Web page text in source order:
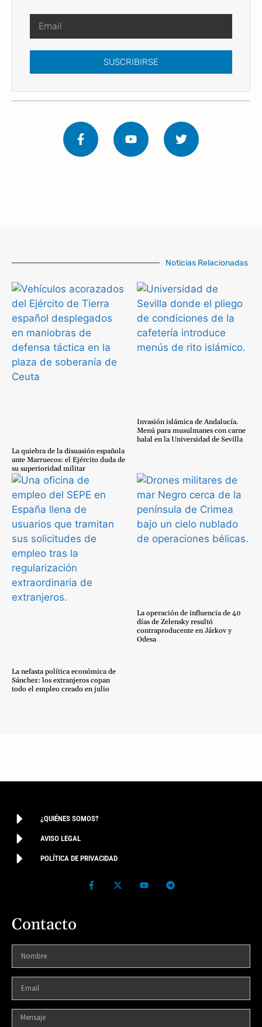
SUSCRIBIRSE
Noticias Relacionadas
La quiebra de la disuasión española
ante Marruecos: el Ejército duda de
su superioridad militar
Invasión islámica de Andalucía.
Menú para musulmanes con carne
halal en la Universidad de Sevilla
La nefasta política económica de
Sánchez: los extranjeros copan
todo el empleo creado en julio
La operación de influencia de 40
días de Zelensky resultó
contraproducente en Járkov y
Odesa
¿QUIÉNES SOMOS?
AVISO LEGAL
POLÍTICA DE PRIVACIDAD
Contacto